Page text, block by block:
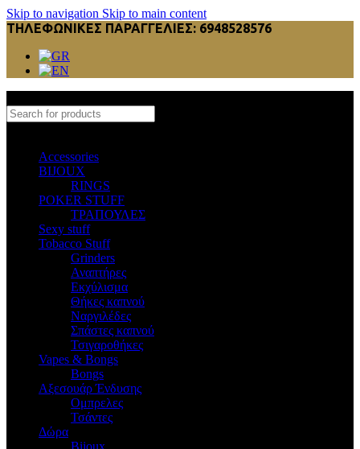
Skip to navigation Skip to main content
ΤΗΛΕΦΩΝΙΚΕΣ ΠΑΡΑΓΓΕΛΙΕΣ: 6948528576
Accessories
BIJOUX
RINGS
POKER STUFF
ΤΡΑΠΟΥΛΕΣ
Sexy stuff
Tobacco Stuff
Grinders
Αναπτήρες
Εκχύλισμα
Θήκες καπνού
Ναργιλέδες
Σπάστες καπνού
Τσιγαροθήκες
Vapes & Bongs
Bongs
Αξεσουάρ Ένδυσης
Oμπρελες
Τσάντες
Δώρα
Bijoux